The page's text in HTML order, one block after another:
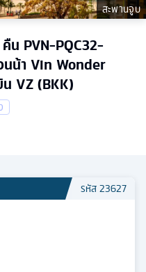
สะพานจูบ
น PVN-PQC32-
น้า Vin Wonder
น VZ (BKK)
รหัส23627